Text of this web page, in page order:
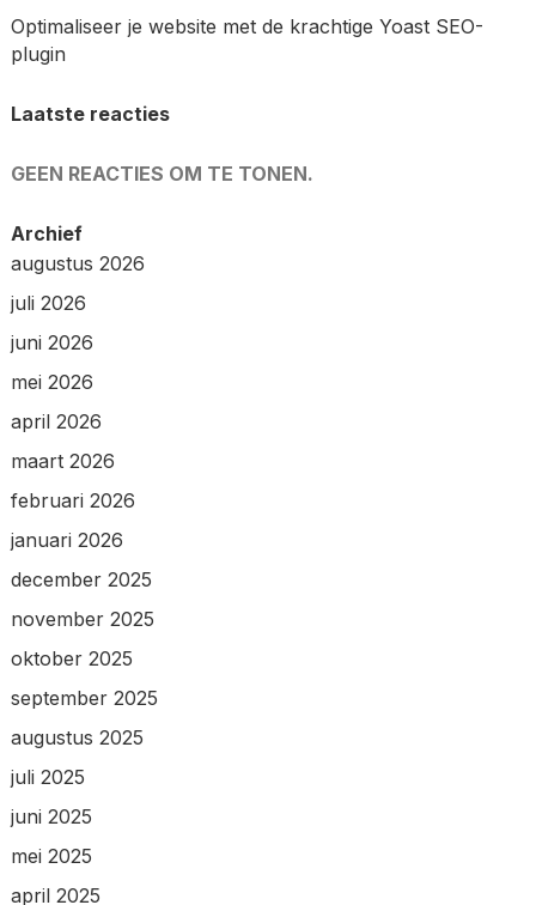
Optimaliseer je website met de krachtige Yoast SEO-
plugin
Laatste reacties
GEEN REACTIES OM TE TONEN.
Archief
augustus 2026
juli 2026
juni 2026
mei 2026
april 2026
maart 2026
februari 2026
januari 2026
december 2025
november 2025
oktober 2025
september 2025
augustus 2025
juli 2025
juni 2025
mei 2025
april 2025